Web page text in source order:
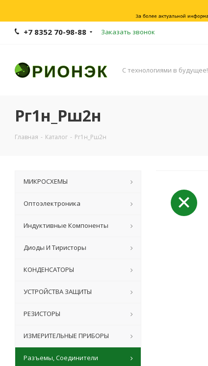
+7 8352 70-98-88 Заказать звонок
С технологиями в будущее!
Рг1н_Рш2н
Главная - Каталог - Рг1н_Рш2н
МИКРОСХЕМЫ
Оптоэлектроника
Индуктивные Компоненты
Диоды И Тиристоры
КОНДЕНСАТОРЫ
УСТРОЙСТВА ЗАЩИТЫ
РЕЗИСТОРЫ
ИЗМЕРИТЕЛЬНЫЕ ПРИБОРЫ
Разъемы, Соединители